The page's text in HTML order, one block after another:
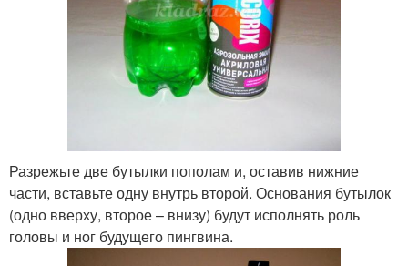
Разрежьте две бутылки пополам и, оставив нижние
части, вставьте одну внутрь второй. Основания бутылок
(одно вверху, второе – внизу) будут исполнять роль
головы и ног будущего пингвина.